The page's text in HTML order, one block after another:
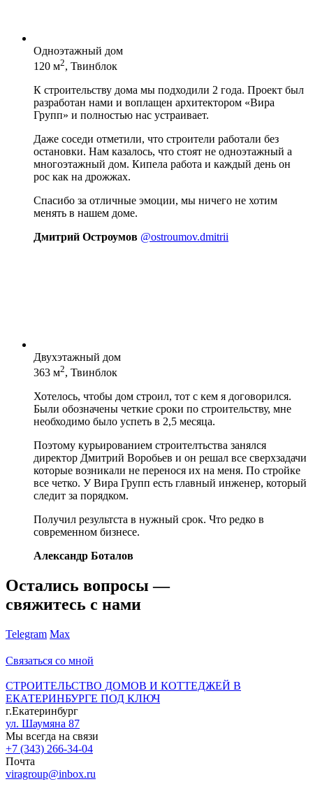
Одноэтажный дом
120 м2, Твинблок
К строительству дома мы подходили 2 года. Проект был
разработан нами и воплащен архитектором «Вира
Групп» и полностью нас устраивает.
Даже соседи отметили, что строители работали без
остановки. Нам казалось, что стоят не одноэтажный а
многоэтажный дом. Кипела работа и каждый день он
рос как на дрожжах.
Спасибо за отличные эмоции, мы ничего не хотим
менять в нашем доме.
Дмитрий Остроумов @ostroumov.dmitrii
Двухэтажный дом
363 м2, Твинблок
Хотелось, чтобы дом строил, тот с кем я договорился.
Были обозначены четкие сроки по строительству, мне
необходимо было успеть в 2,5 месяца.
Поэтому курьированием строителтьства занялся
директор Дмитрий Воробьев и он решал все сверхзадачи
которые возникали не перенося их на меня. По стройке
все четко. У Вира Групп есть главный инженер, который
следит за порядком.
Получил результста в нужный срок. Что редко в
современном бизнесе.
Александр Боталов
Остались вопросы —
свяжитесь с нами
Telegram Max
Связаться со мной
СТРОИТЕЛЬСТВО ДОМОВ И КОТТЕДЖЕЙ В
ЕКАТЕРИНБУРГЕ ПОД КЛЮЧ
г.Екатеринбург
ул. Шаумяна 87
Мы всегда на связи
+7 (343) 266-34-04
Почта
viragroup@inbox.ru